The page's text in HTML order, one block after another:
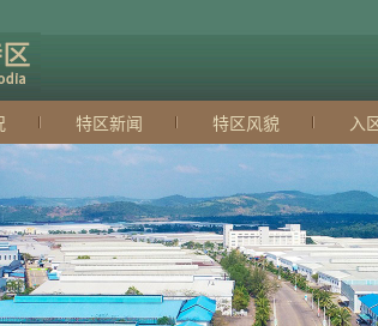
特区新闻 特区风貌 入